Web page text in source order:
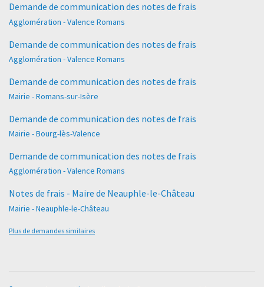
Demande de communication des notes de frais
Agglomération - Valence Romans
Demande de communication des notes de frais
Agglomération - Valence Romans
Demande de communication des notes de frais
Mairie - Romans-sur-Isère
Demande de communication des notes de frais
Mairie - Bourg-lès-Valence
Demande de communication des notes de frais
Agglomération - Valence Romans
Notes de frais - Maire de Neauphle-le-Château
Mairie - Neauphle-le-Château
Plus de demandes similaires